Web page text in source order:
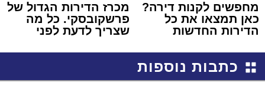
מחפשים לקנות דירה?
כאן תמצאו את כל
הדירות החדשות
מכרז הדירות הגדול של
פרשקובסקי. כל מה
שצריך לדעת לפני
באשדוד
כתבות נוספות